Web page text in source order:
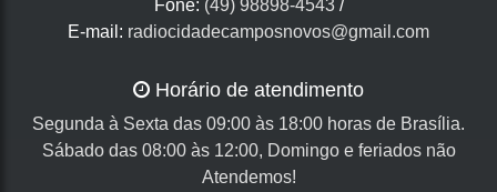
Fone: (49) 98898-4543/
E-mail: radiocidadecamposnovos@gmail.com
Horário de atendimento
Segunda à Sexta das 09:00 às 18:00 horas de Brasília.
Sábado das 08:00 às 12:00, Domingo e feriados não
Atendemos!